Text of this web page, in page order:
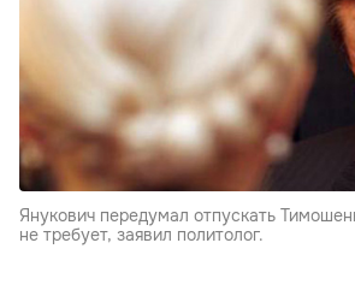
Янукович передумал отпускать
не требует, заявил политолог.